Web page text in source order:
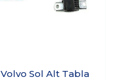
Volvo Sol Alt Tabla